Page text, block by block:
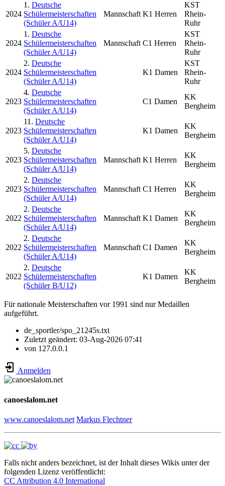
2024
1. Deutsche
Schülermeisterschaften
(Schüler A/U14)
Mannschaft K1 Herren
KST
Rhein-
Ruhr
2024
1. Deutsche
Schülermeisterschaften
(Schüler A/U14)
Mannschaft C1 Herren
KST
Rhein-
Ruhr
2024
2. Deutsche
Schülermeisterschaften
(Schüler A/U14)
K1 Damen
KST
Rhein-
Ruhr
2023
4. Deutsche
Schülermeisterschaften
(Schüler A/U14)
C1 Damen
KK
Bergheim
2023
11. Deutsche
Schülermeisterschaften
(Schüler A/U14)
K1 Damen
KK
Bergheim
2023
5. Deutsche
Schülermeisterschaften
(Schüler A/U14)
Mannschaft K1 Herren
KK
Bergheim
2023
2. Deutsche
Schülermeisterschaften
(Schüler A/U14)
Mannschaft C1 Herren
KK
Bergheim
2022
2. Deutsche
Schülermeisterschaften
(Schüler A/U14)
Mannschaft K1 Damen
KK
Bergheim
2022
2. Deutsche
Schülermeisterschaften
(Schüler A/U14)
Mannschaft C1 Damen
KK
Bergheim
2022
2. Deutsche
Schülermeisterschaften
(Schüler B/U12)
K1 Damen
KK
Bergheim
Für nationale Meisterschaften vor 1991 sind nur Medaillen
aufgeführt.
de_sportler/spo_21245s.txt
Zuletzt geändert: 03-Aug-2026 07:41
von 127.0.0.1
Anmelden
canoeslalom.net
www.canoeslalom.net Markus Flechtner
Falls nicht anders bezeichnet, ist der Inhalt dieses Wikis unter der
folgenden Lizenz veröffentlicht:
CC Attribution 4.0 International